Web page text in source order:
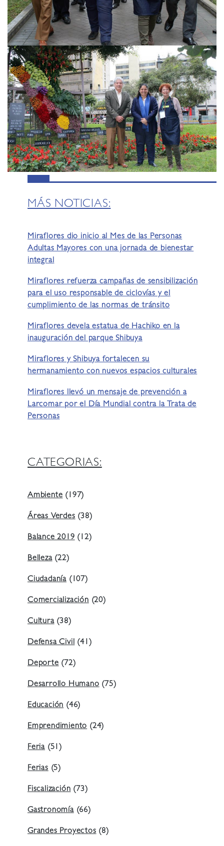
MÁS NOTICIAS:
Miraflores dio inicio al Mes de las Personas
Adultas Mayores con una jornada de bienestar
integral
Miraflores refuerza campañas de sensibilización
para el uso responsable de ciclovías y el
cumplimiento de las normas de tránsito
Miraflores devela estatua de Hachiko en la
inauguración del parque Shibuya
Miraflores y Shibuya fortalecen su
hermanamiento con nuevos espacios culturales
Miraflores llevó un mensaje de prevención a
Larcomar por el Día Mundial contra la Trata de
Personas
CATEGORIAS:
Ambiente(197)
Áreas Verdes(38)
Balance 2019(12)
Belleza(22)
Ciudadanía (107)
Comercialización(20)
Cultura(38)
Defensa Civil(41)
Deporte(72)
Desarrollo Humano(75)
Educación(46)
Emprendimiento(24)
Feria (51)
Ferias(5)
Fiscalización(73)
Gastronomía(66)
Grandes Proyectos(8)